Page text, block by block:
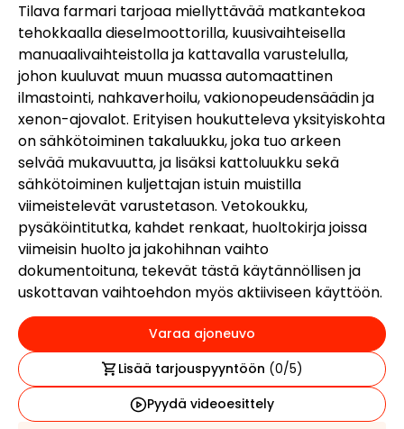
Tilava farmari tarjoaa miellyttävää matkantekoa
tehokkaalla dieselmoottorilla, kuusivaihteisella
manuaalivaihteistolla ja kattavalla varustelulla,
johon kuuluvat muun muassa automaattinen
ilmastointi, nahkaverhoilu, vakionopeudensäädin ja
xenon-ajovalot. Erityisen houkutteleva yksityiskohta
on sähkötoiminen takaluukku, joka tuo arkeen
selvää mukavuutta, ja lisäksi kattoluukku sekä
sähkötoiminen kuljettajan istuin muistilla
viimeistelevät varustetason. Vetokoukku,
pysäköintitutka, kahdet renkaat, huoltokirja joissa
viimeisin huolto ja jakohihnan vaihto
dokumentoituna, tekevät tästä käytännöllisen ja
uskottavan vaihtoehdon myös aktiiviseen käyttöön.
Varaa ajoneuvo
Lisää tarjouspyyntöön (0/5)
Pyydä videoesittely